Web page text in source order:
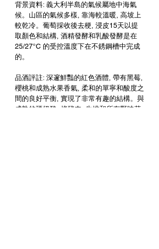
背景資料: 義大利半島的氣候屬地中海氣
候。山區的氣候多樣, 靠海較溫暖, 高坡上
較乾冷。葡萄採收後去梗, 浸皮15天以提
取顏色和結構, 酒精發酵和乳酸發酵是在
25/27°C 的受控溫度下在不銹鋼槽中完成
的。
品酒評註: 深邃鮮豔的紅色酒體, 帶有黑莓,
櫻桃和成熟水果香氣, 柔和的單寧和酸度之
間的良好平衡, 實現了非常有趣的結構。與
成熟的硬奶酪, 烤豬肉, 牛排和所有野味菜